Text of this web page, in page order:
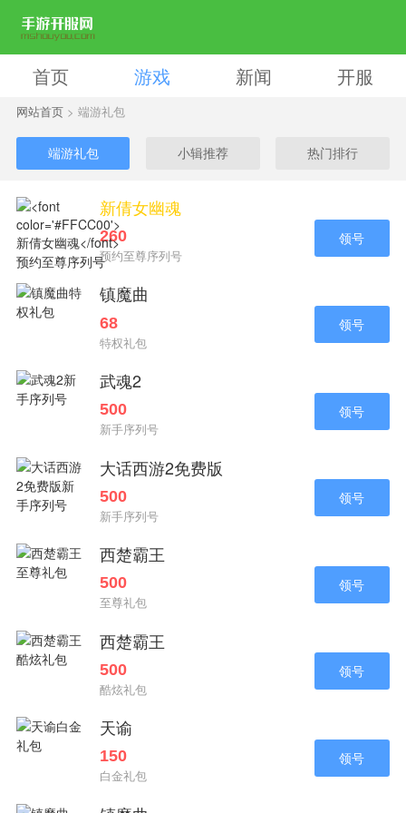
首页 游戏 新闻 开服
网站首页> 端游礼包
端游礼包 小辑推荐 热门排行
新倩女幽魂
260
预约至尊序列号
领号
镇魔曲
68
特权礼包
领号
武魂2
500
新手序列号
领号
大话西游2免费版
500
新手序列号
领号
西楚霸王
500
至尊礼包
领号
西楚霸王
500
酷炫礼包
领号
天谕
150
白金礼包
领号